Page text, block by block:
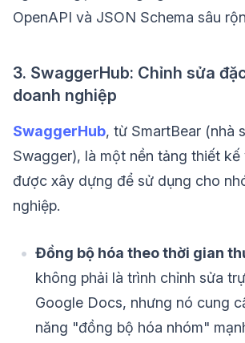
OpenAPI và JSON Schema sâu
3. SwaggerHub: Chỉnh sửa
doanh nghiệp
SwaggerHub, từ SmartBear (nhà
Swagger), là một nền tảng thiết kế
được xây dựng để sử dụng cho
nghiệp.
Đồng bộ hóa theo thời gian
không phải là trình chỉnh sửa
Google Docs, nhưng nó cung
năng "đồng bộ hóa nhóm"